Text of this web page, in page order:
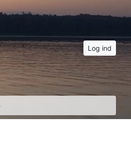
Log ind